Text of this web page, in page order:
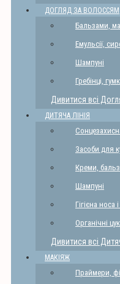
ДОГЛЯД ЗА ВОЛОССЯМ
Бальзами,
Емульсії,
Шампуні
Гребінці,
Дивитися всі
ДИТЯЧА ЛІНІЯ
Засоби для
Креми,
Шампуні
Гігієна носа
Органічні
Дивитися всі
МАКІЯЖ
Праймери,